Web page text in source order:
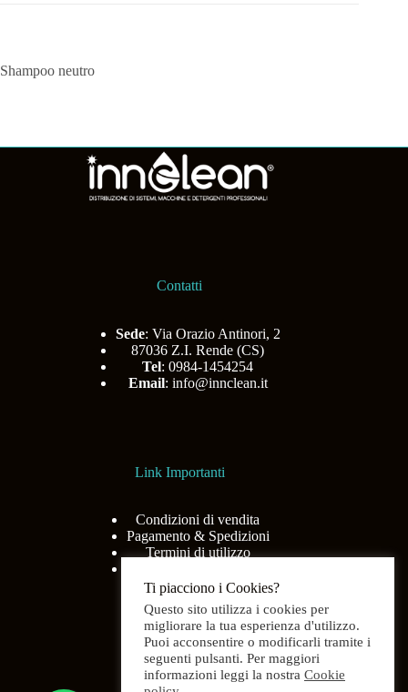
Shampoo neutro
Contatti
Sede: Via Orazio Antinori, 2
87036 Z.I. Rende (CS)
Tel: 0984-1454254
Email: info@innclean.it
Link Importanti
Condizioni di vendita
Pagamento & Spedizioni
Termini di utilizzo
Menù
Ti piacciono i Cookies?
Questo sito utilizza i cookies per
migliorare la tua esperienza d'utilizzo.
Puoi acconsentire o modificarli tramite i
seguenti pulsanti. Per maggiori
informazioni leggi la nostra Cookie